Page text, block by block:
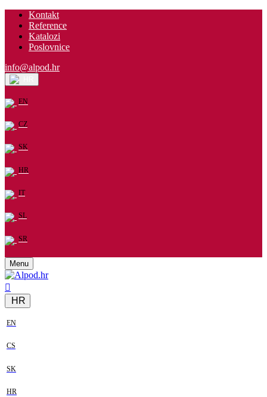
Kontakt
Reference
Katalozi
Poslovnice
info@alpod.hr
EN
CZ
SK
HR
IT
SL
SR
Menu
HR
EN
CS
SK
HR